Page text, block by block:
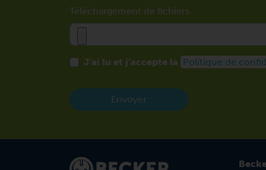
Téléchargement de fichiers
J’ai lu et j’accepte la Politique de
Envoyer